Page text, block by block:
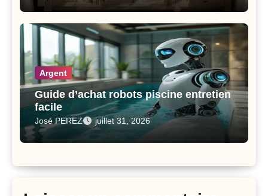
Argent
Guide d’achat robots piscine entretien
facile
José PEREZ juillet 31, 2026